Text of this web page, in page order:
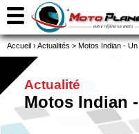
Accueil ›Actualités > Motos Indian -
Actualité
Motos Indian